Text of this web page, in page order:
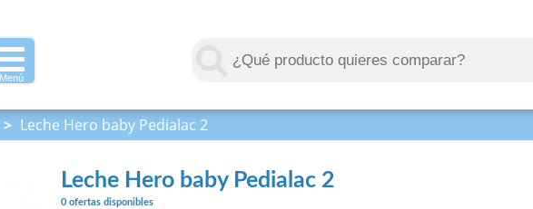
Menú
> Leche Hero baby Pedialac 2
Leche Hero baby Pedialac 2
0 ofertas disponibles